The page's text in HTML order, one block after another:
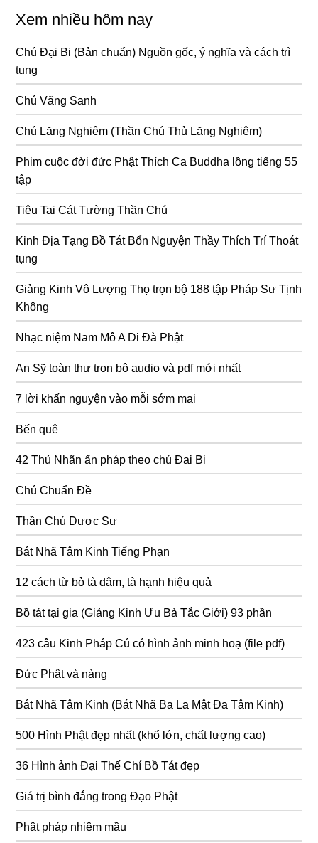
Xem nhiều hôm nay
Chú Đại Bi (Bản chuẩn) Nguồn gốc, ý nghĩa và cách trì
tụng
Chú Vãng Sanh
Chú Lăng Nghiêm (Thần Chú Thủ Lăng Nghiêm)
Phim cuộc đời đức Phật Thích Ca Buddha lồng tiếng 55
tập
Tiêu Tai Cát Tường Thần Chú
Kinh Địa Tạng Bồ Tát Bổn Nguyện Thầy Thích Trí Thoát
tụng
Giảng Kinh Vô Lượng Thọ trọn bộ 188 tập Pháp Sư Tịnh
Không
Nhạc niệm Nam Mô A Di Đà Phật
An Sỹ toàn thư trọn bộ audio và pdf mới nhất
7 lời khấn nguyện vào mỗi sớm mai
Bến quê
42 Thủ Nhãn ấn pháp theo chú Đại Bi
Chú Chuẩn Đề
Thần Chú Dược Sư
Bát Nhã Tâm Kinh Tiếng Phạn
12 cách từ bỏ tà dâm, tà hạnh hiệu quả
Bồ tát tại gia (Giảng Kinh Ưu Bà Tắc Giới) 93 phần
423 câu Kinh Pháp Cú có hình ảnh minh hoạ (file pdf)
Đức Phật và nàng
Bát Nhã Tâm Kinh (Bát Nhã Ba La Mật Đa Tâm Kinh)
500 Hình Phật đẹp nhất (khổ lớn, chất lượng cao)
36 Hình ảnh Đại Thế Chí Bồ Tát đẹp
Giá trị bình đẳng trong Đạo Phật
Phật pháp nhiệm mầu